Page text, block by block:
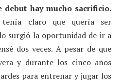
debut hay mucho sacrificio.
tenía claro que quería ser
surgió la oportunidad de ir a
dos veces. A pesar de que
y durante los cinco años
para entrenar y jugar los